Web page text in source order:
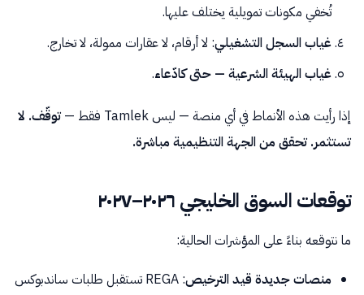
تُخفي مكونات تمويلية يختلف عليها.
غياب السجل التشغيلي: لا أرقام، لا عقارات ممولة، لا تخارج.
غياب الهيئة الشرعية — حتى كادّعاء.
إذا رأيت هذه الأنماط في أي منصة — ليس Tamlek فقط —
توقّف. لا
تستثمر. تحقق من الجهة التنظيمية مباشرة.
توقعات السوق الخليجي ٢٠٢٦–٢٠٢٧
ما نتوقعه بناءً على المؤشرات الحالية:
منصات جديدة قيد الترخيص
: REGA تستقبل طلبات ساندبوكس